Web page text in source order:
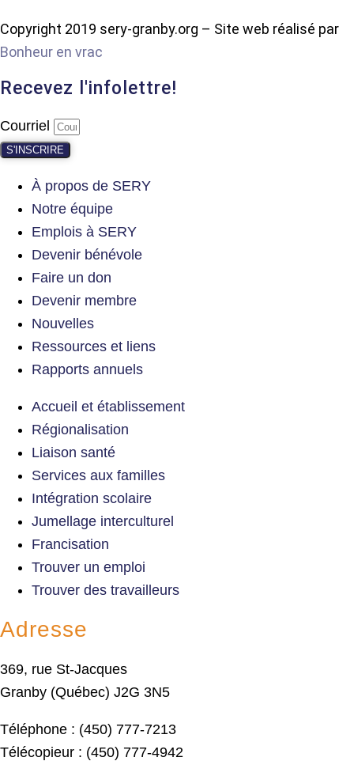
Copyright 2019 sery-granby.org – Site web réalisé par
Bonheur en vrac
Recevez l'infolettre!
Courriel
S'INSCRIRE
À propos de SERY
Notre équipe
Emplois à SERY
Devenir bénévole
Faire un don
Devenir membre
Nouvelles
Ressources et liens
Rapports annuels
Accueil et établissement
Régionalisation
Liaison santé
Services aux familles
Intégration scolaire
Jumellage interculturel
Francisation
Trouver un emploi
Trouver des travailleurs
Adresse
369, rue St-Jacques
Granby (Québec) J2G 3N5
Téléphone : (450) 777-7213
Télécopieur : (450) 777-4942